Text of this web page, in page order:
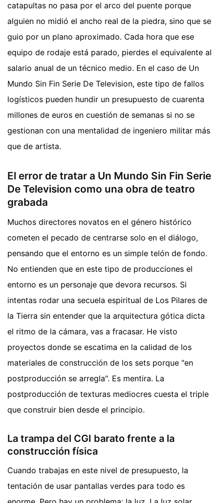
catapultas no pasa por el arco del puente porque
alguien no midió el ancho real de la piedra, sino que se
guio por un plano aproximado. Cada hora que ese
equipo de rodaje está parado, pierdes el equivalente al
salario anual de un técnico medio. En el caso de Un
Mundo Sin Fin Serie De Television, este tipo de fallos
logísticos pueden hundir un presupuesto de cuarenta
millones de euros en cuestión de semanas si no se
gestionan con una mentalidad de ingeniero militar más
que de artista.
El error de tratar a Un Mundo Sin Fin Serie
De Television como una obra de teatro
grabada
Muchos directores novatos en el género histórico
cometen el pecado de centrarse solo en el diálogo,
pensando que el entorno es un simple telón de fondo.
No entienden que en este tipo de producciones el
entorno es un personaje que devora recursos. Si
intentas rodar una secuela espiritual de Los Pilares de
la Tierra sin entender que la arquitectura gótica dicta
el ritmo de la cámara, vas a fracasar. He visto
proyectos donde se escatima en la calidad de los
materiales de construcción de los sets porque "en
postproducción se arregla". Es mentira. La
postproducción de texturas mediocres cuesta el triple
que construir bien desde el principio.
La trampa del CGI barato frente a la
construcción física
Cuando trabajas en este nivel de presupuesto, la
tentación de usar pantallas verdes para todo es